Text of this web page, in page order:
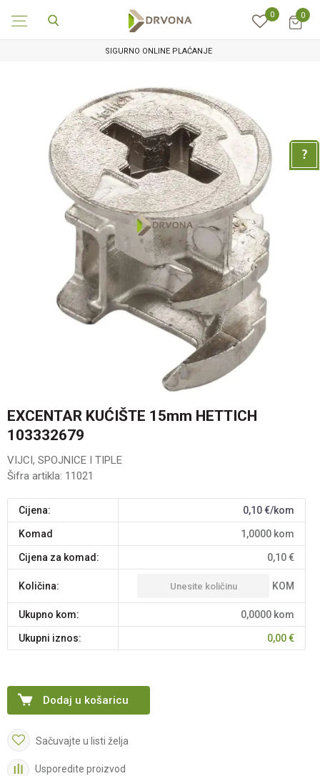
0 0
SIGURNO ONLINE PLAĆANJE
EXCENTAR KUĆIŠTE 15mm HETTICH
103332679
VIJCI, SPOJNICE I TIPLE
Šifra artikla: 11021
Cijena: 0,10€/kom
komad 1,0000 kom
Cijena za komad: 0,10€
Količina: KOM
Ukupno kom: 0,0000 kom
Ukupni iznos: 0,00€
Dodaj u košaricu
Sačuvajte u listi želja
Usporedite proizvod